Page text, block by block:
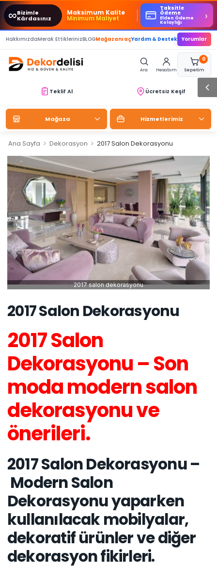
∞Bizimle
Kârdasınız
Maksimum Kalite
Minimum Maliyet
Taksitle
Ödeme
Elden Ödeme
Kolaylığı
›
HakkımızdaMerak EttiklerinizBLOGMağazanı açYardım & Destek Yorumlar
Ara Hesabım
0
Sepetim
Teklif Al Ücretsiz Keşif
Mağaza Hizmetlerimiz
Ana Sayfa > Dekorasyon > 2017 Salon Dekorasyonu
2017 salon dekorasyonu
2017 Salon Dekorasyonu
2017 Salon
Dekorasyonu – Son
moda modern salon
dekorasyonu ve
önerileri.
2017 Salon Dekorasyonu –
Modern Salon
Dekorasyonu yaparken
kullanılacak mobilyalar,
dekoratif ürünler ve diğer
dekorasyon fikirleri.